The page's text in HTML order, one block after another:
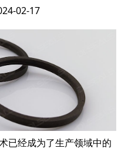
02-17
已经成为了生产领域中的